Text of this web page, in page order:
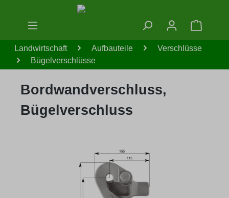
Zum Hauptinhalt springen
Landwirtschaft Aufbauteile
Verschlüsse
Bügelverschlüsse
Bordwandverschluss,
Bügelverschluss
Bildergalerie überspringen